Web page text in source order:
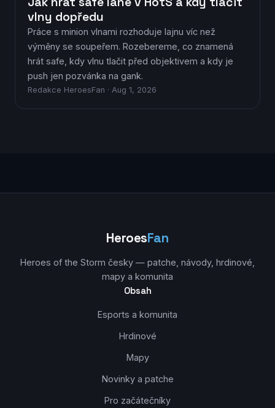
vlny dopředu
Práce s minion vlnami rozhoduje lajnu víc než
výměny se soupeřem. Rozebereme, co znamená
hrát safe, kdy vlnu tlačit před objektivem a kdy je
push jen pozvánka na gank.
Redakce HeroesFan · Aug 1, 2026
HeroesFan
Heroes of the Storm česky — patche, návody, hrdinové,
mapy a komunita
Obsah
Esports a komunita
Hrdinové
Mapy
Novinky a patche
Pro začátečníky